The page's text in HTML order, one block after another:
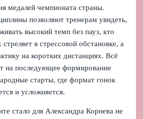
медалей чемпионата страны.
позволяют тренерам увидеть,
высокий темп без пауз, кто
в стрессовой обстановке, а
на коротких дистанциях. Всё
на последующее формирование
старты, где формат гонок
и усложняется.
стало для Александра Корнева не